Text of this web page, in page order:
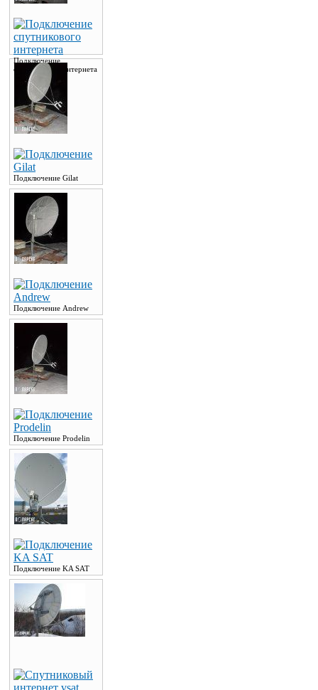
Подключение
спутникового интернета
Подключение Gilat
Подключение Andrew
Подключение Prodelin
Подключение KA SAT